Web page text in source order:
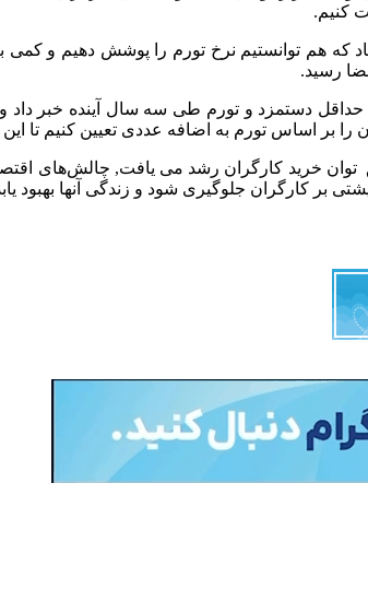
کنیم.
که هم توانستیم نرخ تورم را پوشش دهیم و
رسید.
حداقل دستمزد و تورم طی سه سال آینده خبر
بر اساس تورم به اضافه عددی تعیین کنیم تا
توان خرید کارگران رشد می یافت, چالش‌های
کارگران جلوگیری شود و زندگی آنها بهبود